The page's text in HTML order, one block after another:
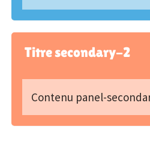
Titre secondary-2
Contenu panel-